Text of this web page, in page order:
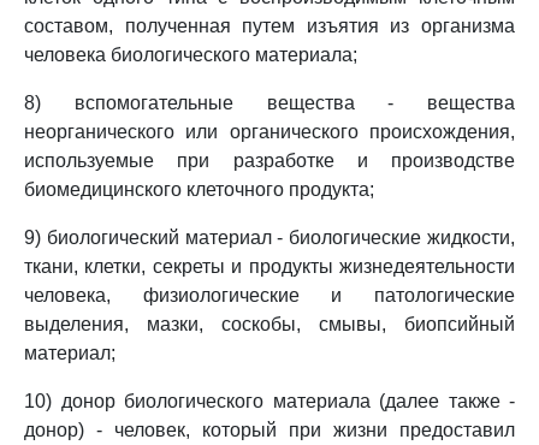
составом, полученная путем изъятия из организма
человека биологического материала;
8) вспомогательные вещества - вещества
неорганического или органического происхождения,
используемые при разработке и производстве
биомедицинского клеточного продукта;
9) биологический материал - биологические жидкости,
ткани, клетки, секреты и продукты жизнедеятельности
человека, физиологические и патологические
выделения, мазки, соскобы, смывы, биопсийный
материал;
10) донор биологического материала (далее также -
донор) - человек, который при жизни предоставил